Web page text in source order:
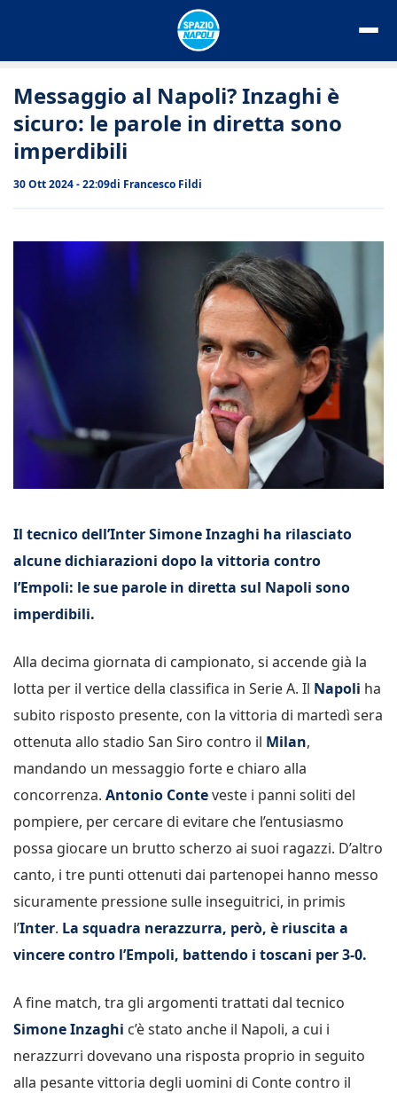
Messaggio al Napoli? Inzaghi è
sicuro: le parole in diretta sono
imperdibili
30 Ott 2024 - 22:09di Francesco Fildi
Il tecnico dell’Inter Simone Inzaghi ha rilasciato
alcune dichiarazioni dopo la vittoria contro
l’Empoli: le sue parole in diretta sul Napoli sono
imperdibili.
Alla decima giornata di campionato, si accende già la
lotta per il vertice della classifica in Serie A. Il Napoli ha
subito risposto presente, con la vittoria di martedì sera
ottenuta allo stadio San Siro contro il Milan,
mandando un messaggio forte e chiaro alla
concorrenza. Antonio Conteveste i panni soliti del
pompiere, per cercare di evitare che l’entusiasmo
possa giocare un brutto scherzo ai suoi ragazzi. D’altro
canto, i tre punti ottenuti dai partenopei hanno messo
sicuramente pressione sulle inseguitrici, in primis
l’Inter. La squadra nerazzurra, però, è riuscita a
vincere contro l’Empoli, battendo i toscani per 3-0.
A fine match, tra gli argomenti trattati dal tecnico
Simone Inzaghi c’è stato anche il Napoli, a cui i
nerazzurri dovevano una risposta proprio in seguito
alla pesante vittoria degli uomini di Conte contro il